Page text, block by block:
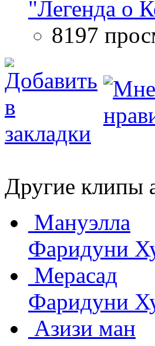
"Легенда о
8197
Другие клипы
Мануэлла
Фаридуни
Мерасад
Фаридуни
Азизи ман